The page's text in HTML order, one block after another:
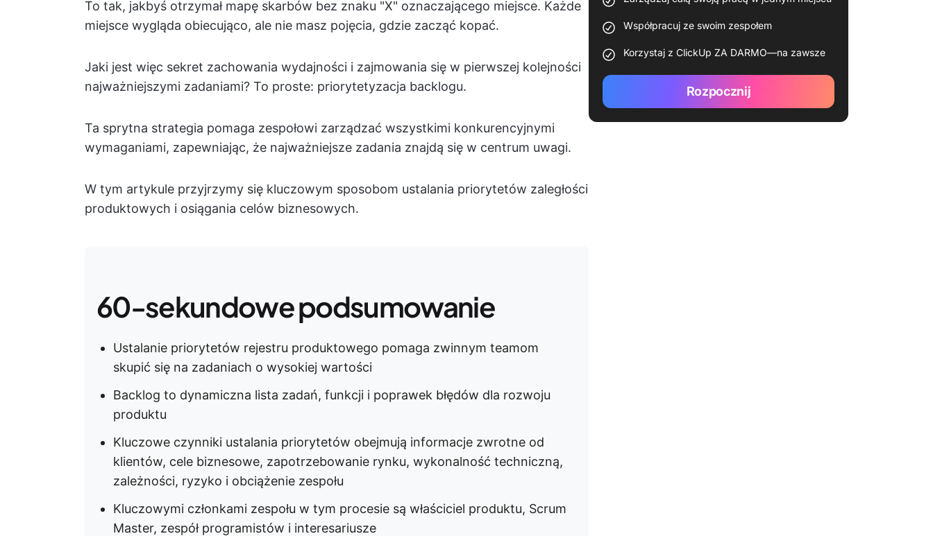
To tak, jakbyś otrzymał mapę skarbów bez znaku "X" oznaczającego miejsce. Każde
miejsce wygląda obiecująco, ale nie masz pojęcia, gdzie zacząć kopać.
Jaki jest więc sekret zachowania wydajności i zajmowania się w pierwszej kolejności
najważniejszymi zadaniami? To proste: priorytetyzacja backlogu.
Ta sprytna strategia pomaga zespołowi zarządzać wszystkimi konkurencyjnymi
wymaganiami, zapewniając, że najważniejsze zadania znajdą się w centrum uwagi.
W tym artykule przyjrzymy się kluczowym sposobom ustalania priorytetów zaległości
produktowych i osiągania celów biznesowych.
60-sekundowe podsumowanie
Ustalanie priorytetów rejestru produktowego pomaga zwinnym teamom
skupić się na zadaniach o wysokiej wartości
Backlog to dynamiczna lista zadań, funkcji i poprawek błędów dla rozwoju
produktu
Kluczowe czynniki ustalania priorytetów obejmują informacje zwrotne od
klientów, cele biznesowe, zapotrzebowanie rynku, wykonalność techniczną,
zależności, ryzyko i obciążenie zespołu
Kluczowymi członkami zespołu w tym procesie są właściciel produktu, Scrum
Master, zespół programistów i interesariusze
Współpracuj ze swoim zespołem
Korzystaj z ClickUp ZA DARMO—na zawsze
Rozpocznij